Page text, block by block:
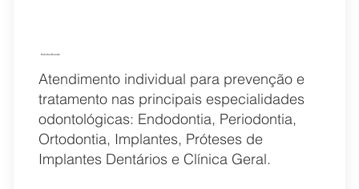
Zahnheilkunde
Atendimento individual para prevenção e
tratamento nas principais especialidades
odontológicas: Endodontia, Periodontia,
Ortodontia, Implantes, Próteses de
Implantes Dentários e Clínica Geral.